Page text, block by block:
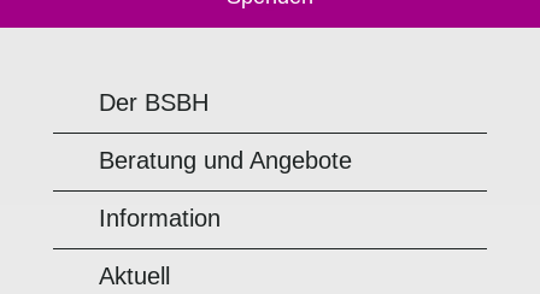
Der BSBH
Beratung und Angebote
Information
Aktuell